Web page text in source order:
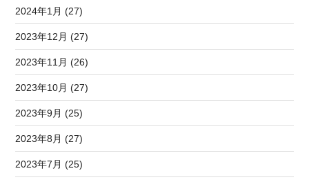
2024年1月 (27)
2023年12月 (27)
2023年11月 (26)
2023年10月 (27)
2023年9月 (25)
2023年8月 (27)
2023年7月 (25)